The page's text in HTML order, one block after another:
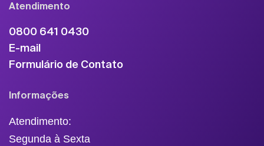
Atendimento
0800 641 0430
E-mail
Formulário de Contato
Informações
Atendimento:
Segunda à Sexta